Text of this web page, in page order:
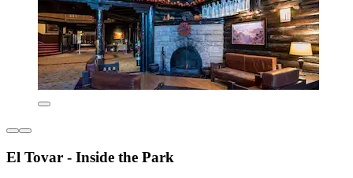
El Tovar - Inside the Park